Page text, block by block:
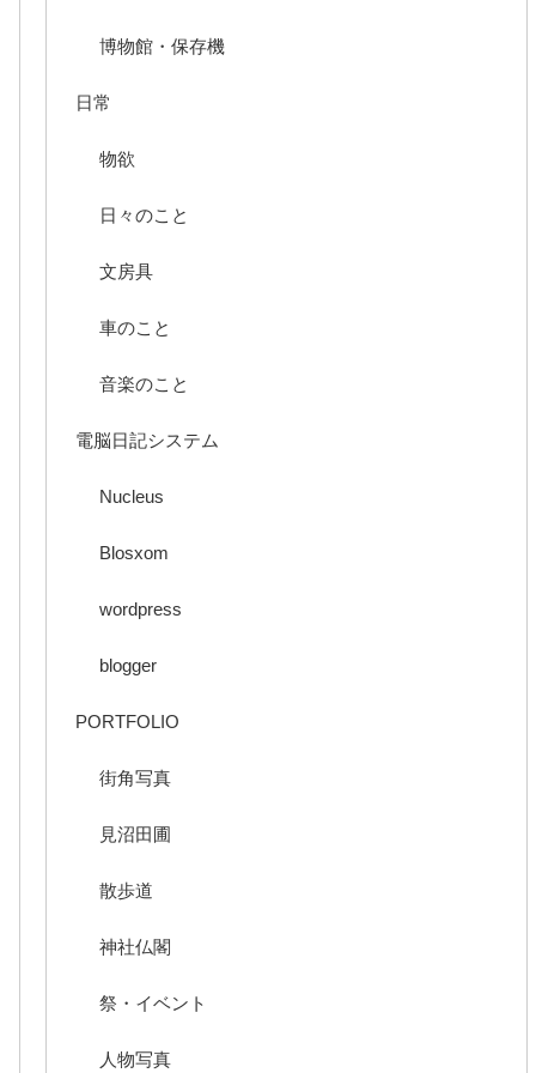
博物館・保存機
日常
物欲
日々のこと
文房具
車のこと
音楽のこと
電脳日記システム
Nucleus
Blosxom
wordpress
blogger
PORTFOLIO
街角写真
見沼田圃
散歩道
神社仏閣
祭・イベント
人物写真